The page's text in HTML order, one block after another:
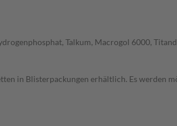
Talkum, Macrogol 6000,
in Blisterpackungen erhältlich. Es werden